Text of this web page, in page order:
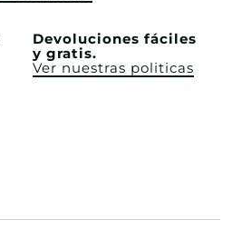
Devoluciones fáciles
y gratis.
Ver nuestras politicas